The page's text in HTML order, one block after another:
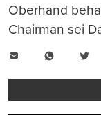
Oberhand
Chairman sei
WhatsApp